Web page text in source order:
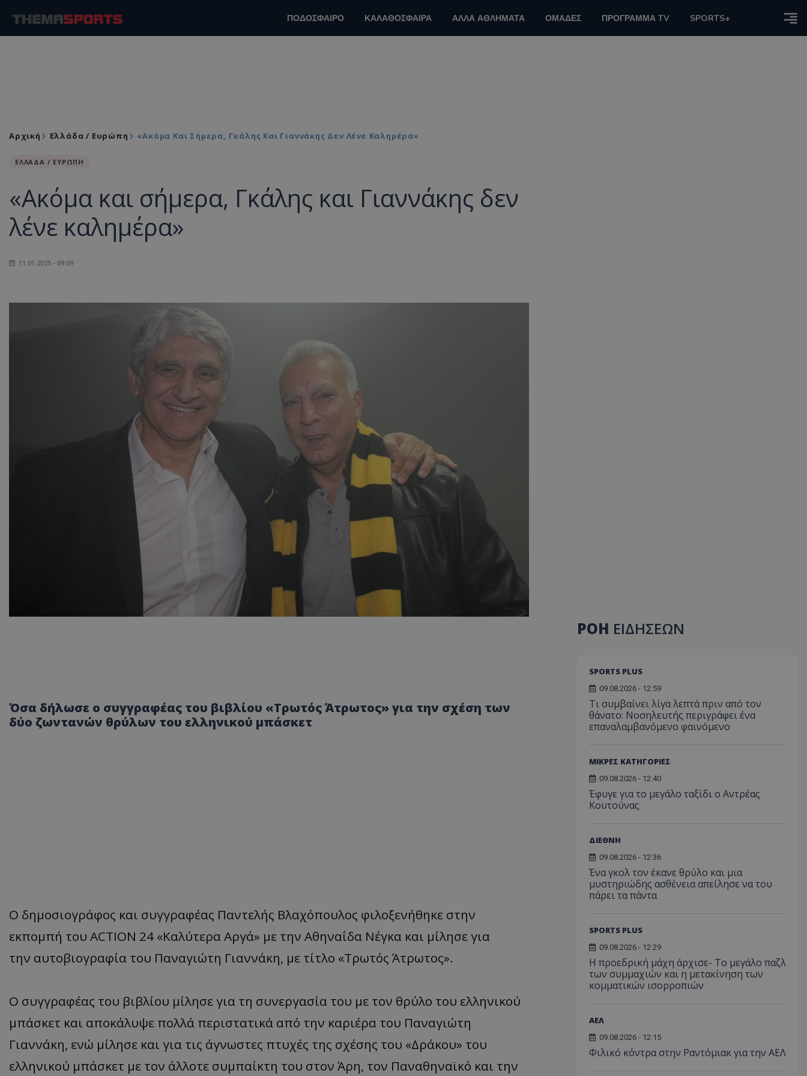
ΠΟΔΟΣΦΑΙΡΟ ΚΑΛΑΘΟΣΦΑΙΡΑ ΑΛΛΑ ΑΘΛΗΜΑΤΑ ΟΜΑΔΕΣ ΠΡΟΓΡΑΜΜΑ TV SPORTS+
Αρχική Ελλάδα / Ευρώπη «Ακόμα Και Σήμερα, Γκάλης Και Γιαννάκης Δεν Λένε Καλημέρα»
ΕΛΛΑΔΑ / ΕΥΡΩΠΗ
«Ακόμα και σήμερα, Γκάλης και Γιαννάκης δεν
λένε καλημέρα»
11.01.2025 - 09:09
Όσα δήλωσε ο συγγραφέας του βιβλίου «Τρωτός Άτρωτος» για την σχέση των
δύο ζωντανών θρύλων του ελληνικού μπάσκετ
Ο δημοσιογράφος και συγγραφέας Παντελής Βλαχόπουλος φιλοξενήθηκε στην
εκπομπή του ACTION 24 «Καλύτερα Αργά» με την Αθηναΐδα Νέγκα και μίλησε για
την αυτοβιογραφία του Παναγιώτη Γιαννάκη, με τίτλο «Τρωτός Άτρωτος».
Ο συγγραφέας του βιβλίου μίλησε για τη συνεργασία του με τον θρύλο του ελληνικού
μπάσκετ και αποκάλυψε πολλά περιστατικά από την καριέρα του Παναγιώτη
Γιαννάκη, ενώ μίλησε και για τις άγνωστες πτυχές της σχέσης του «Δράκου» του
ελληνικού μπάσκετ με τον άλλοτε συμπαίκτη του στον Άρη, τον Παναθηναϊκό και την
ΡΟΗ ΕΙΔΗΣΕΩΝ
SPORTS PLUS
09.08.2026 - 12:59
Τι συμβαίνει λίγα λεπτά πριν από τον
θάνατο: Νοσηλευτής περιγράφει ένα
επαναλαμβανόμενο φαινόμενο
ΜΙΚΡΕΣ ΚΑΤΗΓΟΡΙΕΣ
09.08.2026 - 12:40
Έφυγε για το μεγάλο ταξίδι ο Αντρέας
Κουτούνας
ΔΙΕΘΝΗ
09.08.2026 - 12:36
Ένα γκολ τον έκανε θρύλο και μια
μυστηριώδης ασθένεια απείλησε να του
πάρει τα πάντα
SPORTS PLUS
09.08.2026 - 12:29
Η προεδρική μάχη άρχισε- Το μεγάλο παζλ
των συμμαχιών και η μετακίνηση των
κομματικών ισορροπιών
ΑΕΛ
09.08.2026 - 12:15
Φιλικό κόντρα στην Ραντόμιακ για την ΑΕΛ